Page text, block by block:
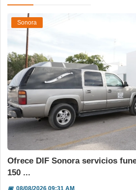
Sonora
Ofrece DIF Sonora servicios
150 ...
📅08/08/2026 09:31 AM